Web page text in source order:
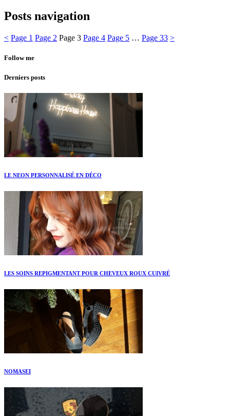
Posts navigation
< Page 1 Page 2 Page 3 Page 4 Page 5 … Page 33 >
Follow me
Derniers posts
LE NEON PERSONNALISÉ EN DÉCO
LES SOINS REPIGMENTANT POUR CHEVEUX ROUX CUIVRÉ
NOMASEI